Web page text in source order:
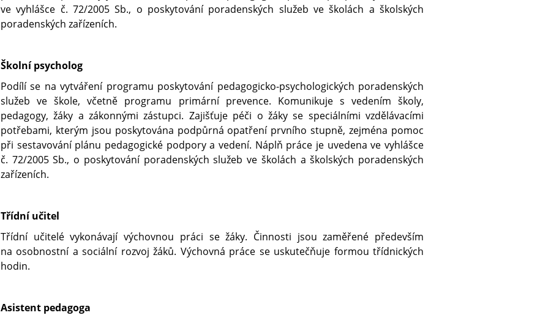
ve vyhlášce č. 72/2005 Sb., o poskytování poradenských služeb ve školách a školských
poradenských zařízeních.
Školní psycholog
Podílí se na vytváření programu poskytování pedagogicko-psychologických poradenských
služeb ve škole, včetně programu primární prevence. Komunikuje s vedením školy,
pedagogy, žáky a zákonnými zástupci. Zajišťuje péči o žáky se speciálními vzdělávacími
potřebami, kterým jsou poskytována podpůrná opatření prvního stupně, zejména pomoc
při sestavování plánu pedagogické podpory a vedení. Náplň práce je uvedena ve vyhlášce
č. 72/2005 Sb., o poskytování poradenských služeb ve školách a školských poradenských
zařízeních.
Třídní učitel
Třídní učitelé vykonávají výchovnou práci se žáky. Činnosti jsou zaměřené především
na osobnostní a sociální rozvoj žáků. Výchovná práce se uskutečňuje formou třídnických
hodin.
Asistent pedagoga